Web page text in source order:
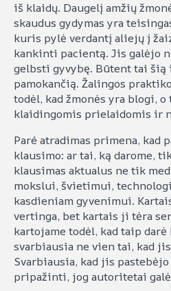
iš klaidų. Daugelį amžių
skaudus gydymas yra
kuris pylė verdantį aliejų į
kankinti pacientą. Jis galėjo
gelbsti gyvybę. Būtent tai
pamokančią. Žalingos
todėl, kad žmonės yra blogi,
klaidingomis prielaidomis ir
Paré atradimas primena, kad
klausimo: ar tai, ką darome,
klausimas aktualus ne tik
mokslui, švietimui,
kasdieniam gyvenimui.
vertinga, bet kartais ji tėra
kartojame todėl, kad taip
svarbiausia ne vien tai, kad
Svarbiausia, kad jis
pripažinti, jog autoritetai